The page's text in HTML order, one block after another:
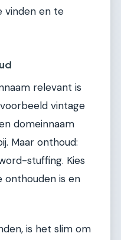
vinden en te
relevant is
vintage
domeinnaam
Maar onthoud:
stuffing. Kies
onthouden is en
is het slim om